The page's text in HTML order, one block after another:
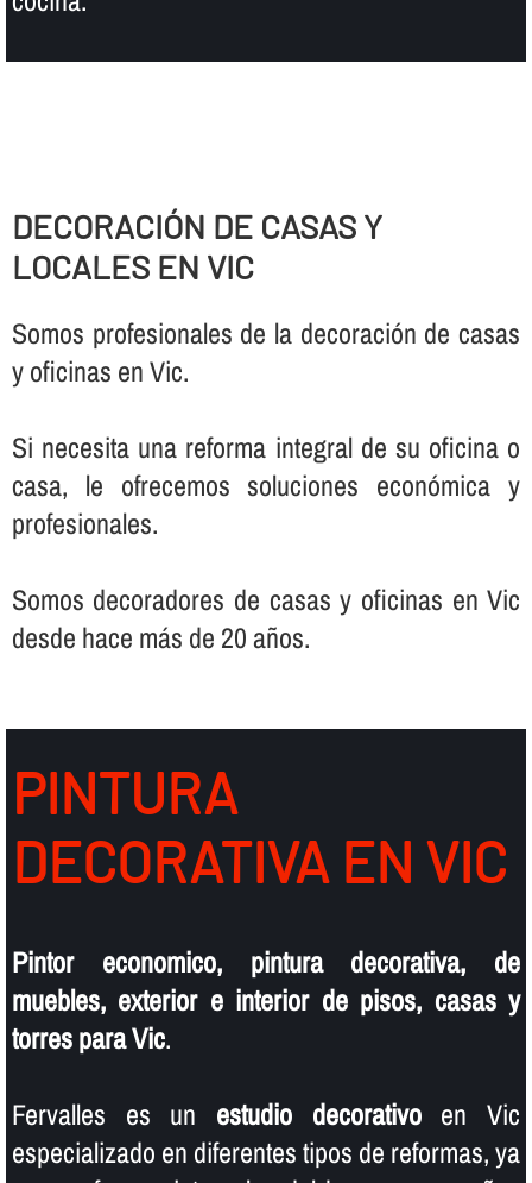
DECORACIÓN DE CASAS Y
LOCALES EN VIC
Somos profesionales de la decoración de casas
y oficinas en Vic.
Si necesita una reforma integral de su oficina o
casa, le ofrecemos soluciones económica y
profesionales.
Somos decoradores de casas y oficinas en Vic
desde hace más de 20 años.
PINTURA
DECORATIVA EN VIC
Pintor economico, pintura decorativa, de
muebles, exterior e interior de pisos, casas y
torres para Vic.
Fervalles es un estudio decorativoen Vic
especializado en diferentes tipos de reformas, ya